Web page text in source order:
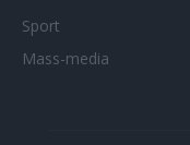
Sport
Mass-media